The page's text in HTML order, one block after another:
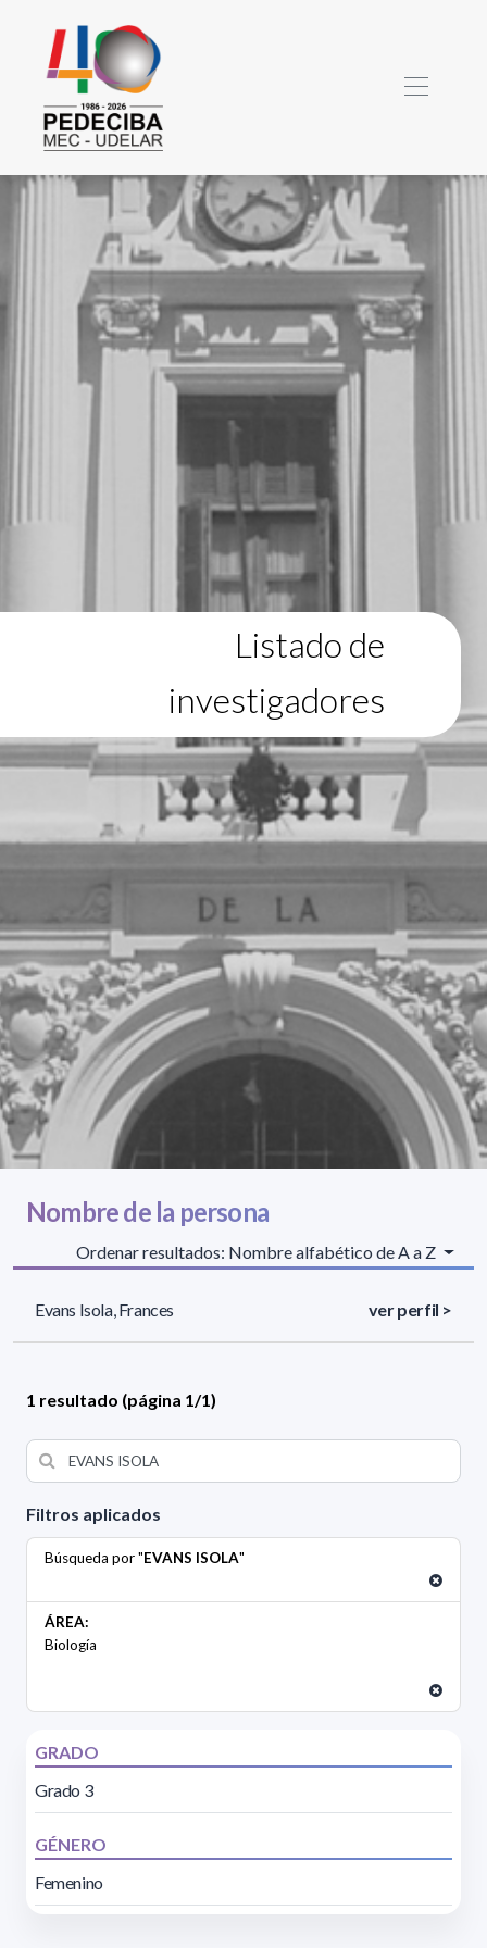
Listado de
investigadores
Filtros aplicados
Búsqueda por "EVANS ISOLA"
ÁREA:
Biología
GRADO
Grado 3
GÉNERO
Femenino
Nombre de la persona
Ordenar resultados: Nombre alfabético de A a Z
Evans Isola, Frances ver perfil >
1 resultado (página 1/1)